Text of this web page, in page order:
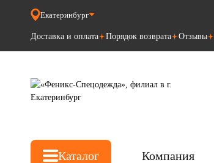
Екатеринбург
Доставка и оплата Порядок возврата Отзывы
Каталог Компания